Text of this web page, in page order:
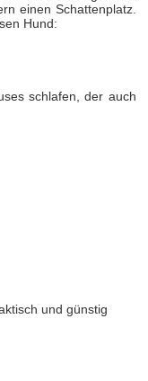
einen Schattenplatz.
Hund:
schlafen, der auch
und günstig